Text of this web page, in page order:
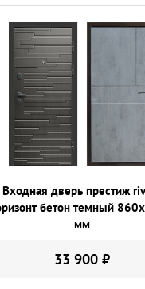
Входная дверь престиж
бетон темный
мм
33 900 ₽